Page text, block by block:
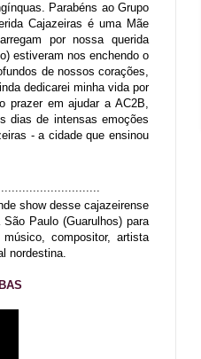
Parabéns ao Grupo
Cajazeiras é uma Mãe
por nossa querida
estiveram nos enchendo o
de nossos corações,
dedicarei minha vida por
prazer em ajudar a AC2B,
dias de intensas emoções
- a cidade que ensinou
show desse cajazeirense
Paulo (Guarulhos) para
compositor, artista
nordestina.